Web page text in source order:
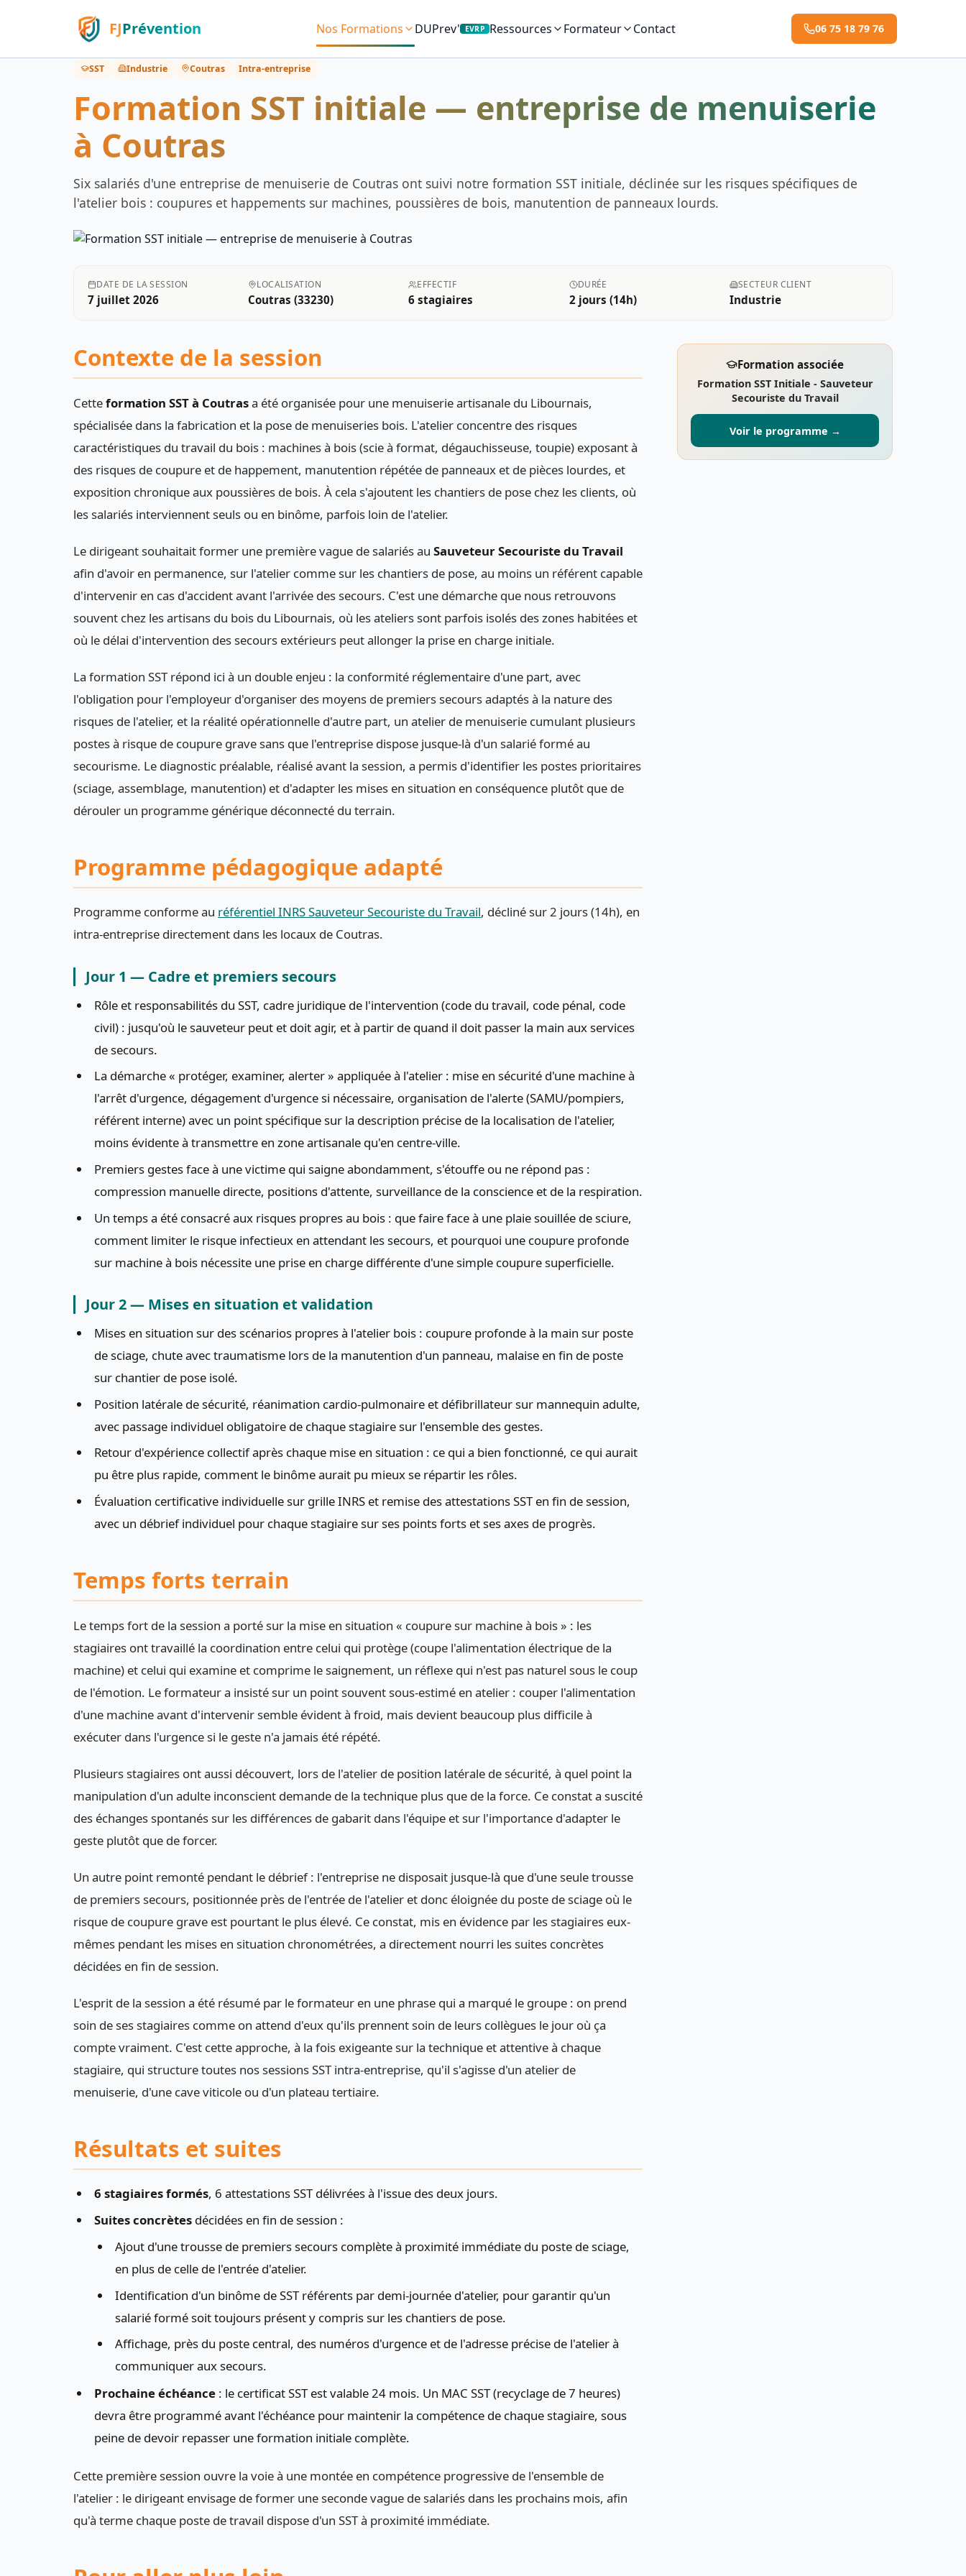
FJPrévention Nos Formations DUPrev' EVRP Ressources Formateur Contact 06 75 18 79 76
Accueil Formations réalisées Formation SST initiale — entreprise de menuiserie à Coutras
SST Industrie Coutras Intra-entreprise
Formation SST initiale — entreprise de menuiserie
à Coutras
Six salariés d'une entreprise de menuiserie de Coutras ont suivi notre formation SST initiale, déclinée sur les risques spécifiques de
l'atelier bois : coupures et happements sur machines, poussières de bois, manutention de panneaux lourds.
DATE DE LA SESSION
7 juillet 2026
LOCALISATION
Coutras (33230)
EFFECTIF
6 stagiaires
DURÉE
2 jours (14h)
SECTEUR CLIENT
Industrie
Contexte de la session
Cetteformation SST à Coutrasa été organisée pour une menuiserie artisanale du Libournais,
spécialisée dans la fabrication et la pose de menuiseries bois. L'atelier concentre des risques
caractéristiques du travail du bois : machines à bois (scie à format, dégauchisseuse, toupie) exposant à
des risques de coupure et de happement, manutention répétée de panneaux et de pièces lourdes, et
exposition chronique aux poussières de bois. À cela s'ajoutent les chantiers de pose chez les clients, où
les salariés interviennent seuls ou en binôme, parfois loin de l'atelier.
Le dirigeant souhaitait former une première vague de salariés au Sauveteur Secouriste du Travail
afin d'avoir en permanence, sur l'atelier comme sur les chantiers de pose, au moins un référent capable
d'intervenir en cas d'accident avant l'arrivée des secours. C'est une démarche que nous retrouvons
souvent chez les artisans du bois du Libournais, où les ateliers sont parfois isolés des zones habitées et
où le délai d'intervention des secours extérieurs peut allonger la prise en charge initiale.
La formation SST répond ici à un double enjeu : la conformité réglementaire d'une part, avec
l'obligation pour l'employeur d'organiser des moyens de premiers secours adaptés à la nature des
risques de l'atelier, et la réalité opérationnelle d'autre part, un atelier de menuiserie cumulant plusieurs
postes à risque de coupure grave sans que l'entreprise dispose jusque-là d'un salarié formé au
secourisme. Le diagnostic préalable, réalisé avant la session, a permis d'identifier les postes prioritaires
(sciage, assemblage, manutention) et d'adapter les mises en situation en conséquence plutôt que de
dérouler un programme générique déconnecté du terrain.
Programme pédagogique adapté
Programme conforme au référentiel INRS Sauveteur Secouriste du Travail, décliné sur 2 jours (14h), en
intra-entreprise directement dans les locaux de Coutras.
Jour 1 — Cadre et premiers secours
Rôle et responsabilités du SST, cadre juridique de l'intervention (code du travail, code pénal, code
civil) : jusqu'où le sauveteur peut et doit agir, et à partir de quand il doit passer la main aux services
de secours.
La démarche « protéger, examiner, alerter » appliquée à l'atelier : mise en sécurité d'une machine à
l'arrêt d'urgence, dégagement d'urgence si nécessaire, organisation de l'alerte (SAMU/pompiers,
référent interne) avec un point spécifique sur la description précise de la localisation de l'atelier,
moins évidente à transmettre en zone artisanale qu'en centre-ville.
Premiers gestes face à une victime qui saigne abondamment, s'étouffe ou ne répond pas :
compression manuelle directe, positions d'attente, surveillance de la conscience et de la respiration.
Un temps a été consacré aux risques propres au bois : que faire face à une plaie souillée de sciure,
comment limiter le risque infectieux en attendant les secours, et pourquoi une coupure profonde
sur machine à bois nécessite une prise en charge différente d'une simple coupure superficielle.
Jour 2 — Mises en situation et validation
Mises en situation sur des scénarios propres à l'atelier bois : coupure profonde à la main sur poste
de sciage, chute avec traumatisme lors de la manutention d'un panneau, malaise en fin de poste
sur chantier de pose isolé.
Position latérale de sécurité, réanimation cardio-pulmonaire et défibrillateur sur mannequin adulte,
avec passage individuel obligatoire de chaque stagiaire sur l'ensemble des gestes.
Retour d'expérience collectif après chaque mise en situation : ce qui a bien fonctionné, ce qui aurait
pu être plus rapide, comment le binôme aurait pu mieux se répartir les rôles.
Évaluation certificative individuelle sur grille INRS et remise des attestations SST en fin de session,
avec un débrief individuel pour chaque stagiaire sur ses points forts et ses axes de progrès.
Temps forts terrain
Le temps fort de la session a porté sur la mise en situation « coupure sur machine à bois » : les
stagiaires ont travaillé la coordination entre celui qui protège (coupe l'alimentation électrique de la
machine) et celui qui examine et comprime le saignement, un réflexe qui n'est pas naturel sous le coup
de l'émotion. Le formateur a insisté sur un point souvent sous-estimé en atelier : couper l'alimentation
d'une machine avant d'intervenir semble évident à froid, mais devient beaucoup plus difficile à
exécuter dans l'urgence si le geste n'a jamais été répété.
Plusieurs stagiaires ont aussi découvert, lors de l'atelier de position latérale de sécurité, à quel point la
manipulation d'un adulte inconscient demande de la technique plus que de la force. Ce constat a suscité
des échanges spontanés sur les différences de gabarit dans l'équipe et sur l'importance d'adapter le
geste plutôt que de forcer.
Un autre point remonté pendant le débrief : l'entreprise ne disposait jusque-là que d'une seule trousse
de premiers secours, positionnée près de l'entrée de l'atelier et donc éloignée du poste de sciage où le
risque de coupure grave est pourtant le plus élevé. Ce constat, mis en évidence par les stagiaires eux-
mêmes pendant les mises en situation chronométrées, a directement nourri les suites concrètes
décidées en fin de session.
L'esprit de la session a été résumé par le formateur en une phrase qui a marqué le groupe : on prend
soin de ses stagiaires comme on attend d'eux qu'ils prennent soin de leurs collègues le jour où ça
compte vraiment. C'est cette approche, à la fois exigeante sur la technique et attentive à chaque
stagiaire, qui structure toutes nos sessions SST intra-entreprise, qu'il s'agisse d'un atelier de
menuiserie, d'une cave viticole ou d'un plateau tertiaire.
Résultats et suites
6 stagiaires formés, 6 attestations SST délivrées à l'issue des deux jours.
Suites concrètesdécidées en fin de session :
Ajout d'une trousse de premiers secours complète à proximité immédiate du poste de sciage,
en plus de celle de l'entrée d'atelier.
Identification d'un binôme de SST référents par demi-journée d'atelier, pour garantir qu'un
salarié formé soit toujours présent y compris sur les chantiers de pose.
Affichage, près du poste central, des numéros d'urgence et de l'adresse précise de l'atelier à
communiquer aux secours.
Prochaine échéance: le certificat SST est valable 24 mois. Un MAC SST (recyclage de 7 heures)
devra être programmé avant l'échéance pour maintenir la compétence de chaque stagiaire, sous
peine de devoir repasser une formation initiale complète.
Cette première session ouvre la voie à une montée en compétence progressive de l'ensemble de
l'atelier : le dirigeant envisage de former une seconde vague de salariés dans les prochains mois, afin
qu'à terme chaque poste de travail dispose d'un SST à proximité immédiate.
Formation associée
Formation SST Initiale - Sauveteur
Secouriste du Travail
Voir le programme →